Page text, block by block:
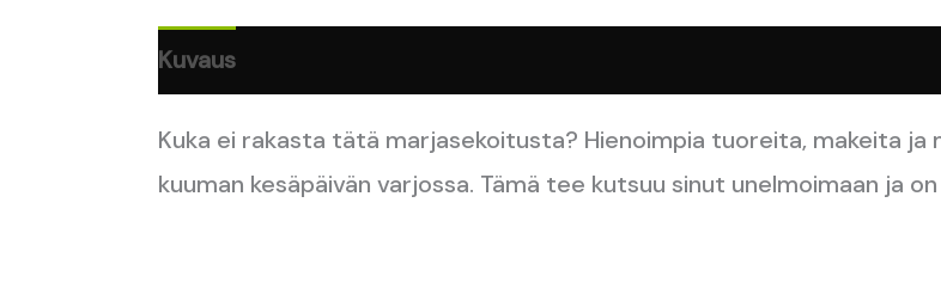
Kuvaus
Kuka ei rakasta tätä marjasekoitusta? Hienoimpia tuoreita, makeita
kuuman kesäpäivän varjossa. Tämä tee kutsuu sinut unelmoimaan ja